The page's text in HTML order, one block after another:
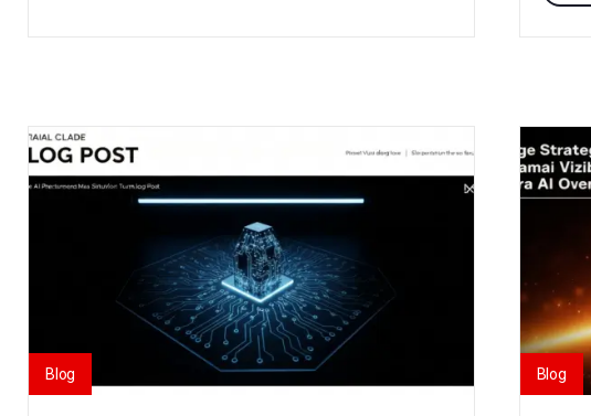
Blog Blog